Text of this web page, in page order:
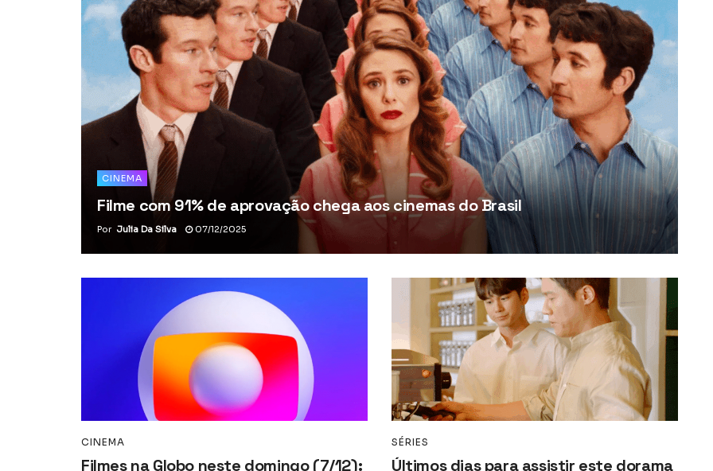
CINEMA
Filme com 91% de aprovação chega aos cinemas do Brasil
Por Julia Da Silva 07/12/2025
CINEMA
Filmes na Globo neste domingo (7/12):
SÉRIES
Últimos dias para assistir este dorama